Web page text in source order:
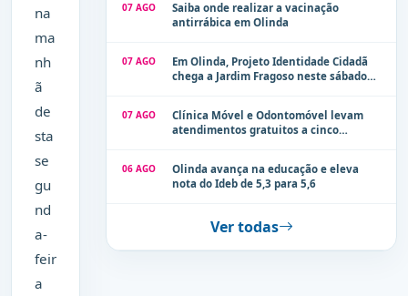
na
ma
nh
ã
de
sta
se
gu
nd
a-
feir
a
07 AGO
Saiba onde realizar a vacinação
antirrábica em Olinda
07 AGO
Em Olinda, Projeto Identidade Cidadã
chega a Jardim Fragoso neste sábado
07 AGO
Clínica Móvel e Odontomóvel levam
atendimentos gratuitos a cinco
06 AGO
Olinda avança na educação e eleva
nota do Ideb de 5,3 para 5,6
Ver todas